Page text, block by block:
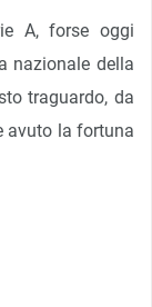
A, forse oggi
nazionale della
traguardo, da
avuto la fortuna